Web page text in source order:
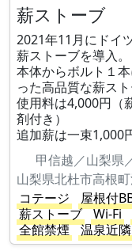
薪ストーブ
2021年11月にドイ
薪ストーブを導入。
本体からボルト１
った高品質な薪ス
使用料は4,000円（
剤付き）
追加薪は一束1,000
甲信越／山梨県
山梨県北杜市高根
コテージ
屋根付
薪ストーブ
Wi-Fi
全館禁煙
温泉近隣